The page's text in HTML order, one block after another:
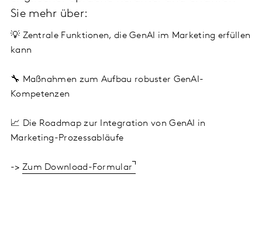
Sie mehr über:
💡 Zentrale Funktionen, die GenAI im Marketing erfüllen
kann
🔧 Maßnahmen zum Aufbau robuster GenAI-
Kompetenzen
📈 Die Roadmap zur Integration von GenAI in
Marketing-Prozessabläufe
-> Zum Download-Formular